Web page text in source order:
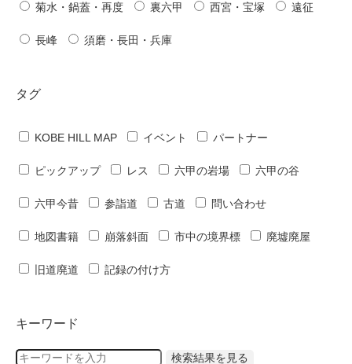
菊水・鍋蓋・再度 裏六甲 西宮・宝塚 遠征
長峰 須磨・長田・兵庫
タグ
KOBE HILL MAP イベント パートナー
ピックアップ レス 六甲の岩場 六甲の谷
六甲今昔 参詣道 古道 問い合わせ
地図書籍 崩落斜面 市中の境界標 廃墟廃屋
旧道廃道 記録の付け方
キーワード